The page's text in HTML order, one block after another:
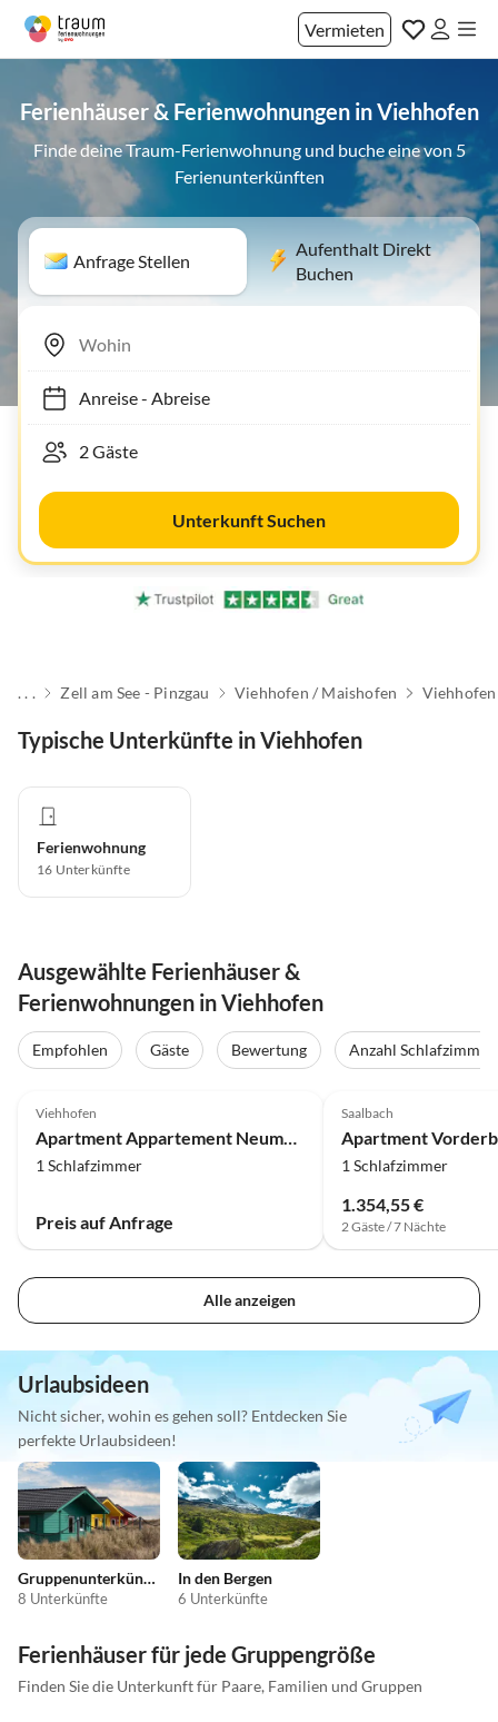
Vermieten
Ferienhäuser & Ferienwohnungen in Viehhofen
Finde deine Traum-Ferienwohnung und buche eine von 5
Ferienunterkünften
Anfrage Stellen
Aufenthalt Direkt
Buchen
Anreise- Abreise
Unterkunft Suchen
. . . Zell am See - Pinzgau Viehhofen / Maishofen Viehhofen
Typische Unterkünfte in Viehhofen
Ferienwohnung
16 Unterkünfte
Ausgewählte Ferienhäuser &
Ferienwohnungen in Viehhofen
Empfohlen Gäste Bewertung Anzahl Schlafzimmer
Viehhofen
1 Schlafzimmer
Preis auf Anfrage
Saalbach
Apartment
1 Schlafzimmer
1.354,55 €
2 Gäste / 7 Nächte
Alle anzeigen
Urlaubsideen
Nicht sicher, wohin es gehen soll? Entdecken Sie
perfekte Urlaubsideen!
Gruppenunterkünfte
8 Unterkünfte
In den Bergen
6 Unterkünfte
Ferienhäuser für jede Gruppengröße
Finden Sie die Unterkunft für Paare, Familien und Gruppen